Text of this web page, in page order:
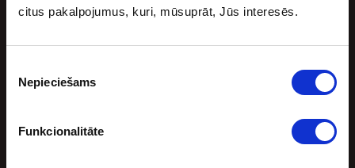
citus pakalpojumus, kuri, mūsuprāt, Jūs interesēs.
izvēle
Nepieciešams
Funkcionalitāte
Saites
Blogs
Sporta Bāri